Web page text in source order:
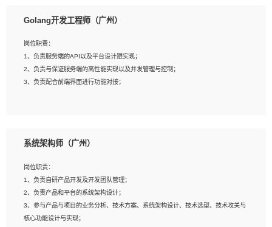
2、熟悉PostgreSQL、redis、MongoDB、ElasticSearch等开源数据库运维管理，
4、熟悉Hadoop、HBASE、Spark等大数据平台优先。
5、熟悉linux或任意一种unix操作系统，如有较强操作系统侧工作经验者优先。
6、具备丰富的项目实施经验，较强的自我学习能力。
Golang开发工程师（广州）
岗位职责：
1、负责服务端的API以及平台设计跟实现；
2、负责与保证服务端的高性能实现以及并发管理与控制；
3、负责配合前端界面进行功能对接；
2、1年以上Golang开发工作经验，能独立完成相应项目开发；
与实现，熟悉常用开源框架及设计模式；
4、熟悉Golang、连接池、消息队列等组件使用、熟悉后端开发、测试、调试流程
跟工具使用；
5、对技术有激情，喜欢钻研，能快速接受和掌握新技术，学习能力和工作责任心
强，良好的沟通表达能力和团队协作能力。
系统架构师（广州）
岗位职责：
1、负责自研产品开发及开发团队管理；
2、负责产品和平台的系统架构设计；
3、参与产品与项目的业务分析、技术方案、系统架构设计、技术选型、技术攻关与
核心功能设计与实现；